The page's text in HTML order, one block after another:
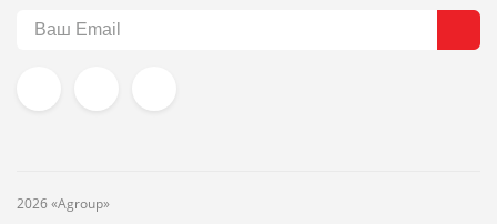
2026 «Agroup»